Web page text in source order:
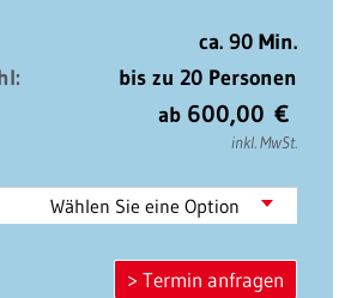
ca. 90 Min.
bis zu 20 Personen
ab 600,00 €
inkl. MwSt.
Wählen Sie eine Option
> Termin anfragen